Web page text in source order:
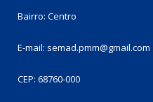
Bairro: Centro
E-mail: semad.pmm@gmail.com
CEP: 68760-000